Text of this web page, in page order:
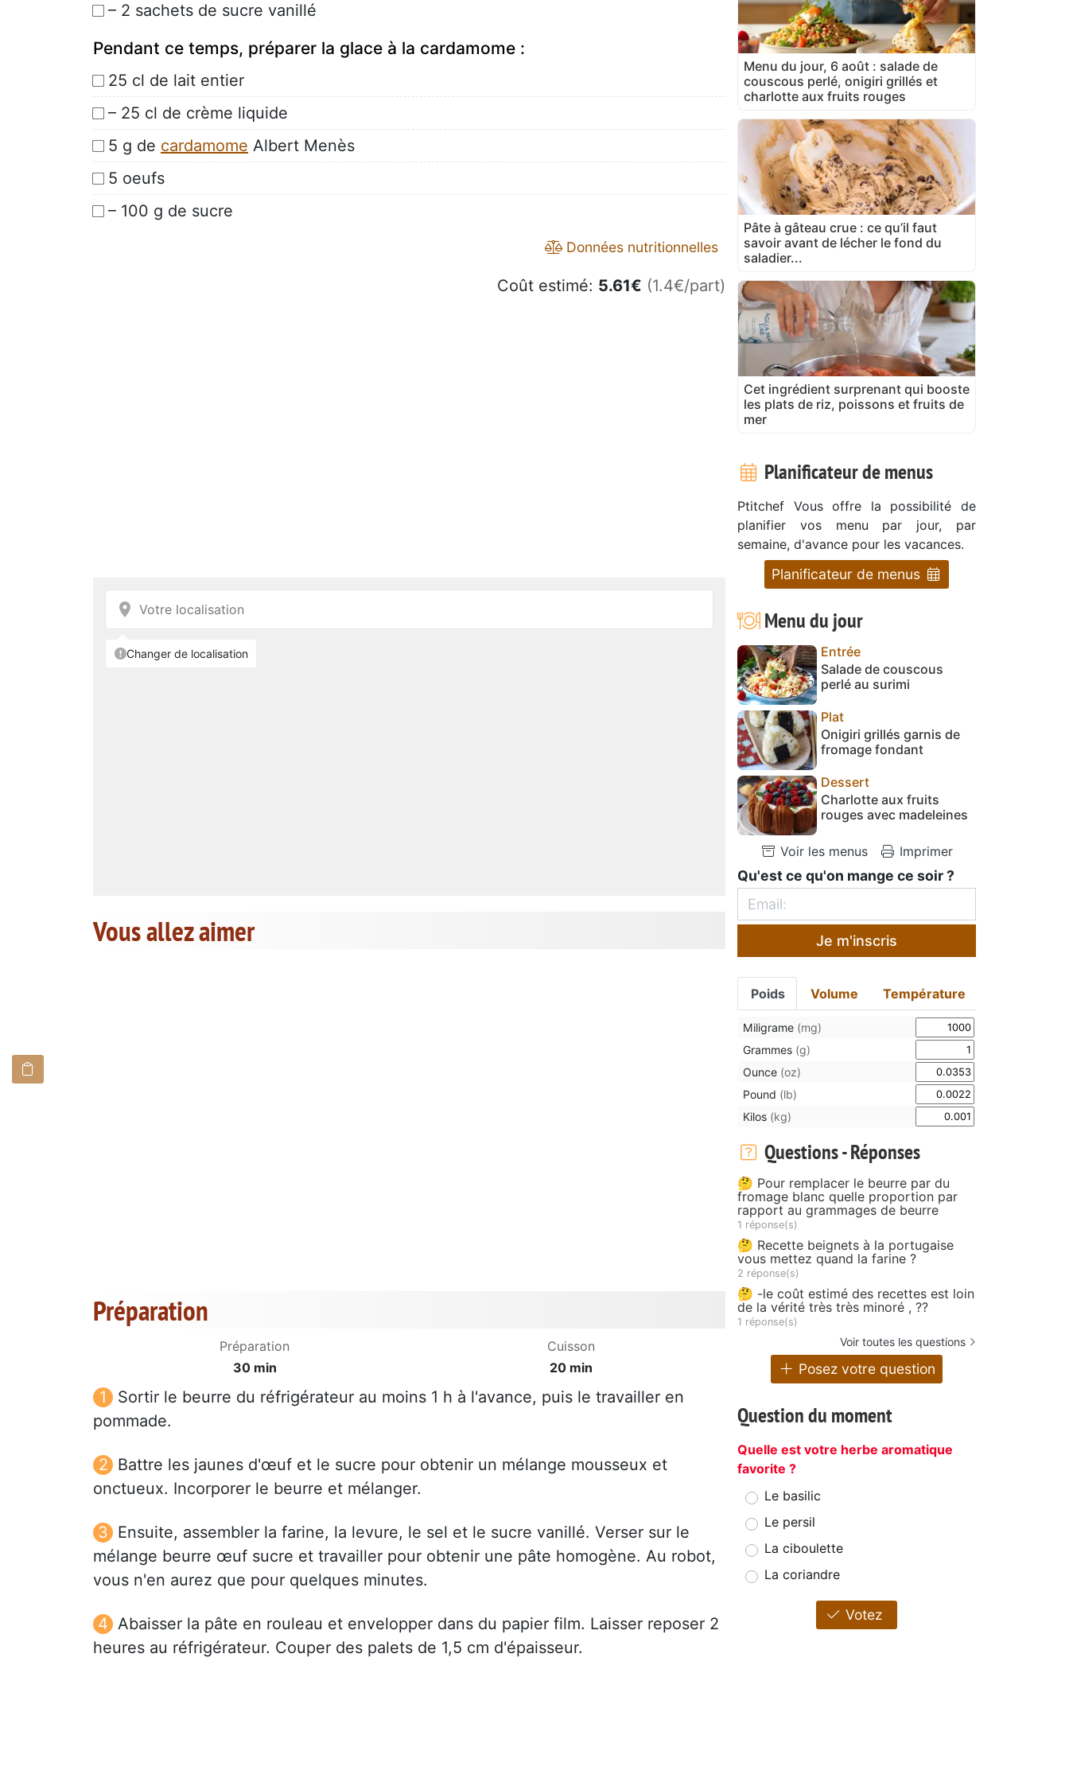
– 2 sachets de sucre vanillé
Pendant ce temps, préparer la glace à la cardamome :
25 cl de lait entier
– 25 cl de crème liquide
5 g de cardamome Albert Menès
5 oeufs
– 100 g de sucre
Données nutritionnelles
Coût estimé: 5.61€ (1.4€/part)
Vous allez aimer
Préparation
Préparation
30 min
Cuisson
20 min
Sortir le beurre du réfrigérateur au moins 1 h à l'avance, puis le travailler en
pommade.
Battre les jaunes d'œuf et le sucre pour obtenir un mélange mousseux et
onctueux. Incorporer le beurre et mélanger.
Ensuite, assembler la farine, la levure, le sel et le sucre vanillé. Verser sur le
mélange beurre œuf sucre et travailler pour obtenir une pâte homogène. Au robot,
vous n'en aurez que pour quelques minutes.
Abaisser la pâte en rouleau et envelopper dans du papier film. Laisser reposer 2
heures au réfrigérateur. Couper des palets de 1,5 cm d'épaisseur.
Menu du jour, 6 août : salade de
couscous perlé, onigiri grillés et
charlotte aux fruits rouges
Pâte à gâteau crue : ce qu’il faut
savoir avant de lécher le fond du
saladier...
Cet ingrédient surprenant qui booste
les plats de riz, poissons et fruits de
mer
Planificateur de menus
Ptitchef Vous offre la possibilité de
planifier vos menu par jour, par
semaine, d'avance pour les vacances.
Planificateur de menus
Menu du jour
Entrée
Salade de couscous
perlé au surimi
Plat
Onigiri grillés garnis de
fromage fondant
Dessert
Charlotte aux fruits
rouges avec madeleines
Voir les menus Imprimer
Qu'est ce qu'on mange ce soir ?
Je m'inscris
Poids Volume Température
Miligrame (mg)
Grammes (g)
Ounce (oz)
Pound (lb)
Kilos (kg)
Questions - Réponses
🤔 Pour remplacer le beurre par du
fromage blanc quelle proportion par
rapport au grammages de beurre
1 réponse(s)
🤔 Recette beignets à la portugaise
vous mettez quand la farine ?
2 réponse(s)
🤔 -le coût estimé des recettes est loin
de la vérité très très minoré , ??
1 réponse(s)
Voir toutes les questions
Posez votre question
Question du moment
Quelle est votre herbe aromatique
favorite ?
Le basilic
Le persil
La ciboulette
La coriandre
Votez